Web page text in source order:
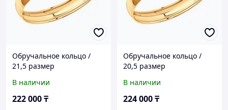
Обручальное кольцо /
21,5 размер
В наличии
222 000₸
Обручальное кольцо /
20,5 размер
В наличии
224 000₸